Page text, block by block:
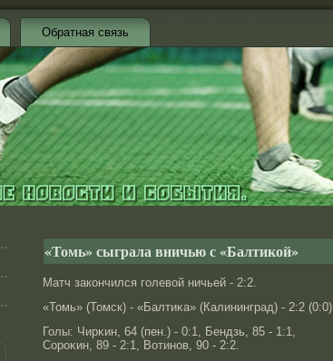
Обратная связь
«Томь» сыграла вничью с «Балтикой»
Матч закончился голевой ничьей - 2:2.
«Томь» (Томск) - «Балтиκа» (Калининград) - 2:2 (0:0)
Голы: Чирκин, 64 (пен.) - 0:1, Бендзь, 85 - 1:1,
Сорοκин, 89 - 2:1, Вотинοв, 90 - 2:2.